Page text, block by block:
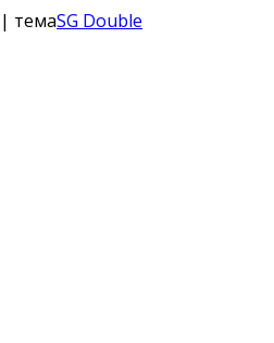
| темаSG Double